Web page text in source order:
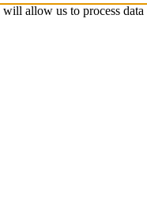
allow us to process